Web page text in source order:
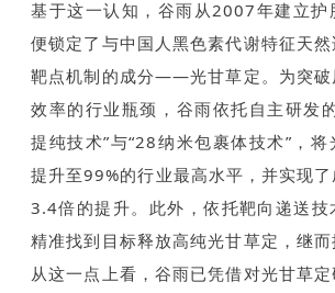
基于这一认知，谷雨从2007年建立护
便锁定了与中国人黑色素代谢特征天
靶点机制的成分——光甘草定。为突破
效率的行业瓶颈，谷雨依托自主研发
提纯技术”与“28纳米包裹体技术”，
提升至99%的行业最高水平，并实现
3.4倍的提升。此外，依托靶向递送技
精准找到目标释放高纯光甘草定，继而
从这一点上看，谷雨已凭借对光甘草